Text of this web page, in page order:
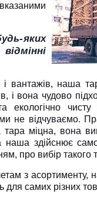
яких
вантажів, наша
і вона чудово
чисту
не відчуваємо.
міцна, вона
здійснює
про вибір
з асортименту,
самих різних